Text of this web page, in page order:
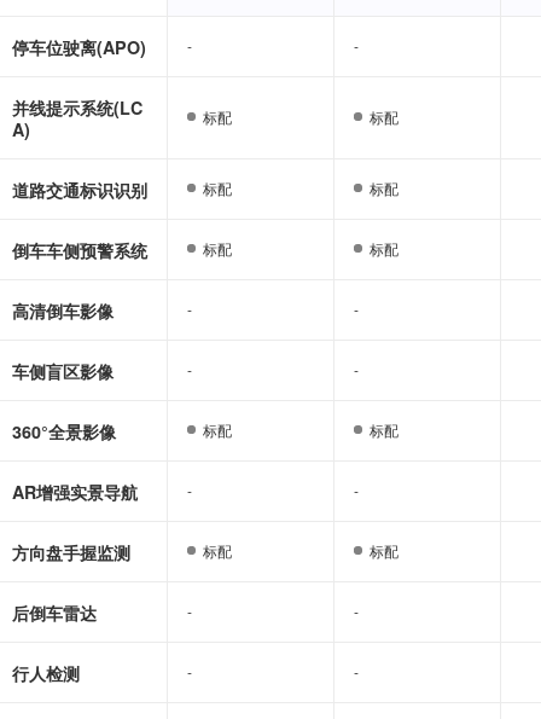
停车位驶离(APO) - -
并线提示系统(LC
A)
标配 标配
道路交通标识识别 标配 标配
倒车车侧预警系统 标配 标配
高清倒车影像 - -
车侧盲区影像 - -
360°全景影像 标配 标配
AR增强实景导航 - -
方向盘手握监测 标配 标配
后倒车雷达 - -
行人检测 - -
- -
标配 标配
标配 标配
标配 标配
- -
- -
标配 标配
- -
标配 标配
- -
- -